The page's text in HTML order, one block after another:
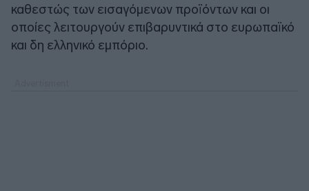
καθεστώς των εισαγόμενων προϊόντων και οι
οποίες λειτουργούν επιβαρυντικά στο ευρωπαϊκό
και δη ελληνικό εμπόριο.